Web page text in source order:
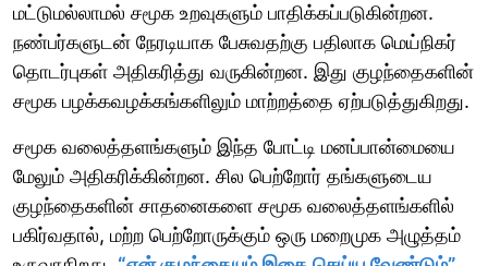
மட்டுமல்லாமல் சமூக உறவுகளும் பாதிக்கப்படுகின்றன.
நண்பர்களுடன் நேரடியாக பேசுவதற்கு பதிலாக மெய்நிகர்
தொடர்புகள் அதிகரித்து வருகின்றன. இது குழந்தைகளின்
சமூக பழக்கவழக்கங்களிலும் மாற்றத்தை ஏற்படுத்துகிறது.
சமூக வலைத்தளங்களும் இந்த போட்டி மனப்பான்மையை
மேலும் அதிகரிக்கின்றன. சில பெற்றோர் தங்களுடைய
குழந்தைகளின் சாதனைகளை சமூக வலைத்தளங்களில்
பகிர்வதால், மற்ற பெற்றோருக்கும் ஒரு மறைமுக அழுத்தம்